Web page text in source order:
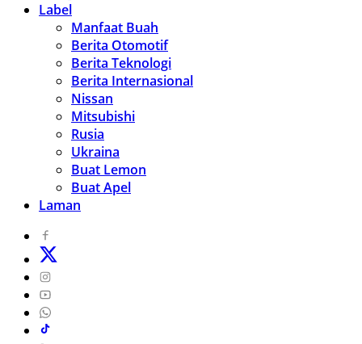
Label
Manfaat Buah
Berita Otomotif
Berita Teknologi
Berita Internasional
Nissan
Mitsubishi
Rusia
Ukraina
Buat Lemon
Buat Apel
Laman